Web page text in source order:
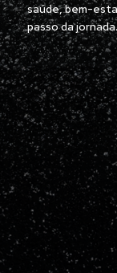
saúde, bem-
passo da jornada.